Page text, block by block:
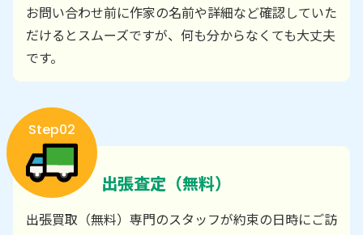
お問い合わせ前に作家の名前や詳細など確認していた
だけるとスムーズですが、何も分からなくても大丈夫
です。
Step02
出張査定（無料）
出張買取（無料）専門のスタッフが約束の日時にご訪